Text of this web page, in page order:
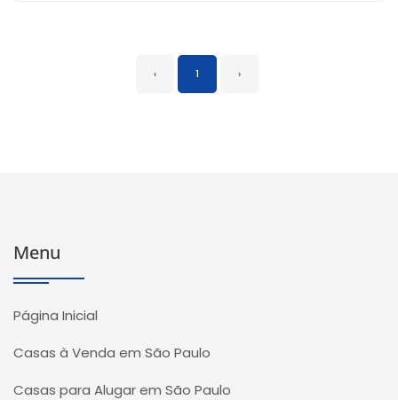
‹ 1 ›
Menu
Página Inicial
Casas à Venda em São Paulo
Casas para Alugar em São Paulo